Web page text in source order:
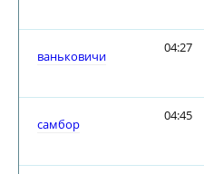
ваньковичи
04:27
самбор
04:45